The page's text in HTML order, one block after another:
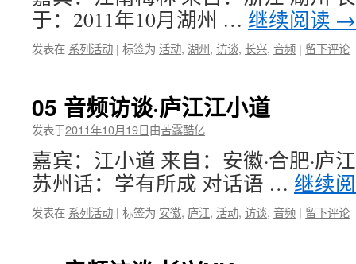
于：2011年10月湖州 … 继续阅读 →
发表在 系列活动 | 标签为 活动, 湖州, 访谈, 长兴, 音频 | 留下评论
05 音频访谈·庐江江小道
发表于2011年10月19日由苦露酷亿
嘉宾：江小道 来自：安徽·合肥·庐
苏州话：学有所成 对话语 … 继续
发表在 系列活动 | 标签为 安徽, 庐江, 活动, 访谈, 音频 | 留下评论